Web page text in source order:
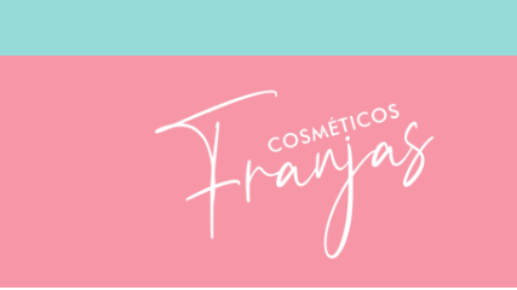
American Crew Forming